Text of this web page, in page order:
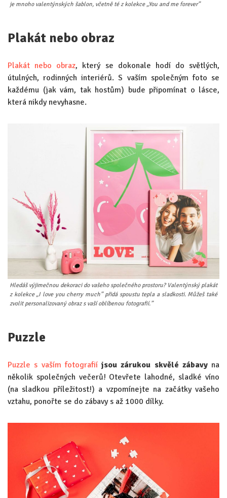
je mnoho valentýnských šablon, včetně té z kolekce „You and me forever”
Plakát nebo obraz
Plakát nebo obraz, který se dokonale hodí do světlých,
útulných, rodinných interiérů. S vaším společným foto se
každému (jak vám, tak hostům) bude připomínat o lásce,
která nikdy nevyhasne.
Hledáš výjimečnou dekoraci do vašeho společného prostoru? Valentýnský plakát
z kolekce „I love you cherry much” přidá spoustu tepla a sladkosti. Můžeš také
zvolit personalizovaný obraz s vaší oblíbenou fotografií.”
Puzzle
Puzzle s vaším fotografií jsou zárukou skvělé zábavyna
několik společných večerů! Otevřete lahodné, sladké víno
(na sladkou příležitost!) a vzpomínejte na začátky vašeho
vztahu, ponořte se do zábavy s až 1000 dílky.